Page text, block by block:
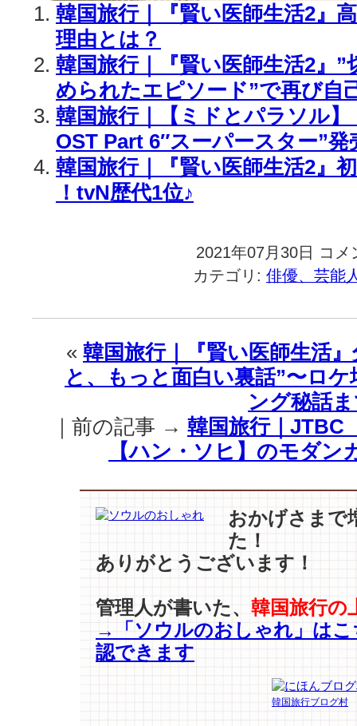
韓国旅行｜『賢い医師生活2』
理由とは？
韓国旅行｜『賢い医師生活2』
められたエピソード”で再び自
韓国旅行｜【ミドとパラソル
OST Part 6″スーパースター”発
韓国旅行｜『賢い医師生活2』
！tvN歴代1位♪
2021年07月30日
韓
国
旅
｜
い
医
師
生
活』
分
析
ㅣ
行
き
お
店
を
理
由
コメ
カテゴリ: 俳優、芸能
« 韓国旅行｜『賢い医師生活
と、もっと面白い裏話”〜ロ
ング秘話
｜前の記事 → 韓国旅行｜JTBC
【ハン・ソヒ】のモダン
おかげさまで
た！
ありがとうございます！
管理人が書いた、 韓国旅行の
→「ソウルのおしゃれ」はこ
認できます
韓国旅行ブログ村